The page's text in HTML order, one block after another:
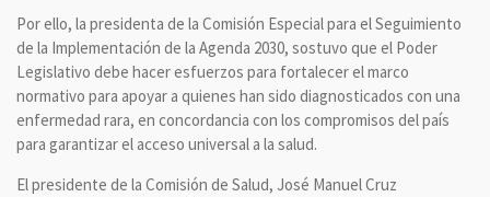
Por ello, la presidenta de la Comisión Especial para el Seguimiento
de la Implementación de la Agenda 2030, sostuvo que el Poder
Legislativo debe hacer esfuerzos para fortalecer el marco
normativo para apoyar a quienes han sido diagnosticados con una
enfermedad rara, en concordancia con los compromisos del país
para garantizar el acceso universal a la salud.
El presidente de la Comisión de Salud, José Manuel Cruz